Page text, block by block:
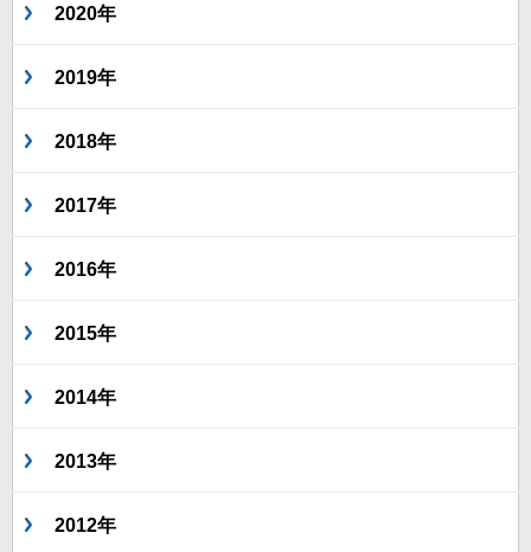
2020年
2019年
2018年
2017年
2016年
2015年
2014年
2013年
2012年